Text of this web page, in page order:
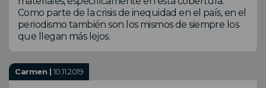
Como parte de la crisis de inequidad en el país, en el
periodismo también son los mismos de siempre los
que llegan más lejos.
Carmen | 10.11.2019